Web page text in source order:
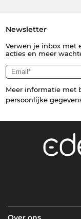
Newsletter
Verwen je inbox met
acties en meer
Meer informatie met
persoonlijke